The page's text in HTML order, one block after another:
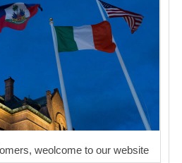
weolcome to our website